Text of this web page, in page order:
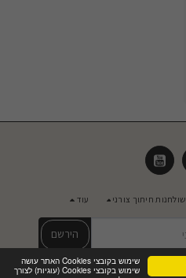
שימוש בקובצי Cookies האתר עושה
שימוש בקובצי Cookies (עוגיות) לצורך
שולחנות חיתוך צורני עוד
הירשם
מאסטר שיווק ויעוץ בע"מ